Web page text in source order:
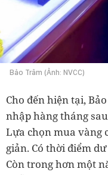
Bảo Trâm (Ảnh: NVCC)
Cho đến hiện tại,
nhập hàng tháng
Lựa chọn mua vàng
giản. Có thời điểm
Còn trong hơn một